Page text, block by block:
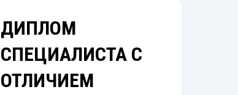
ДИПЛОМ
СПЕЦИАЛИСТА С
ОТЛИЧИЕМ